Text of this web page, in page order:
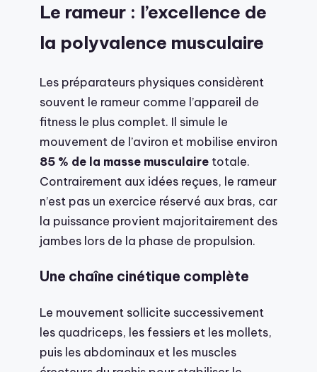
Le rameur : l’excellence de
la polyvalence musculaire
Les préparateurs physiques considèrent
souvent le rameur comme l’appareil de
fitness le plus complet. Il simule le
mouvement de l’aviron et mobilise environ
85 % de la masse musculaire totale.
Contrairement aux idées reçues, le rameur
n’est pas un exercice réservé aux bras, car
la puissance provient majoritairement des
jambes lors de la phase de propulsion.
Une chaîne cinétique complète
Le mouvement sollicite successivement
les quadriceps, les fessiers et les mollets,
puis les abdominaux et les muscles